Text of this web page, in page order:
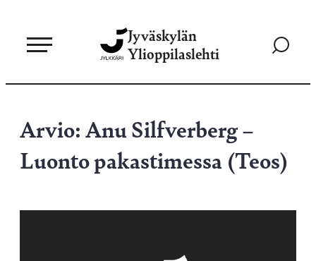
sisältöön
Jyväskylän
Ylioppilaslehti
Siirry
Arvio: Anu Silfverberg –
Luonto pakastimessa (Teos)